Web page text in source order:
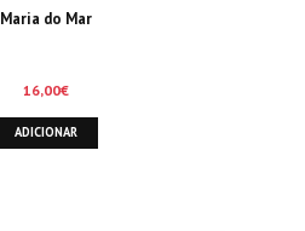
Maria do Mar
16,00€
ADICIONAR